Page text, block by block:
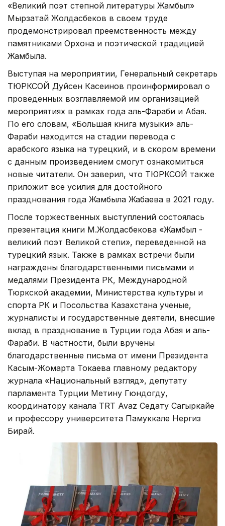
«Великий поэт степной литературы Жамбыл»
Мырзатай Жолдасбеков в своем труде
продемонстрировал преемственность между
памятниками Орхона и поэтической традицией
Жамбыла.
Выступая на мероприятии, Генеральный секретарь
ТЮРКСОЙ Дуйсен Касеинов проинформировал о
проведенных возглавляемой им организацией
мероприятиях в рамках года аль-Фараби и Абая.
По его словам, «Большая книга музыки» аль-
Фараби находится на стадии перевода с
арабского языка на турецкий, и в скором времени
с данным произведением смогут ознакомиться
новые читатели. Он заверил, что ТЮРКСОЙ также
приложит все усилия для достойного
празднования года Жамбыла Жабаева в 2021 году.
После торжественных выступлений состоялась
презентация книги М.Жолдасбекова «Жамбыл -
великий поэт Великой степи», переведенной на
турецкий язык. Также в рамках встречи были
награждены благодарственными письмами и
медалями Президента РК, Международной
Тюркской академии, Министерства культуры и
спорта РК и Посольства Казахстана ученые,
журналисты и государственные деятели, внесшие
вклад в празднование в Турции года Абая и аль-
Фараби. В частности, были вручены
благодарственные письма от имени Президента
Касым-Жомарта Токаева главному редактору
журнала «Национальный взгляд», депутату
парламента Турции Метину Гюндогду,
координатору канала TRT Avaz Седату Сагыркайе
и профессору университета Памуккале Нергиз
Бирай.